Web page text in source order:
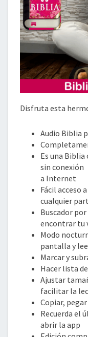
Disfruta esta
Audio Biblia
Es una Biblia
sin conexión
a Internet
Fácil acceso
cualquier
Buscador
encontrar tu
Modo
pantalla y
Marcar y
Hacer lista
Ajustar
facilitar la
Copiar,
Recuerda el
abrir la app